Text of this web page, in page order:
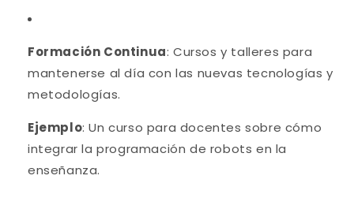
Formación Continua: Cursos y talleres para
mantenerse al día con las nuevas tecnologías y
metodologías.
Ejemplo: Un curso para docentes sobre cómo
integrar la programación de robots en la
enseñanza.